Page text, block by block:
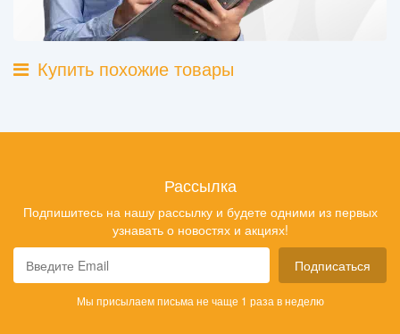
Купить похожие товары
Рассылка
Подпишитесь на нашу рассылку и будете одними из первых
узнавать о новостях и акциях!
Подписаться
Мы присылаем письма не чаще 1 раза в неделю